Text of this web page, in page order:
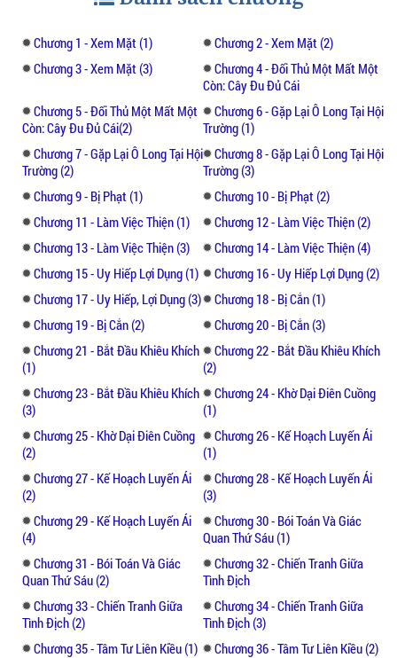
thời gian lâu như vậy còn chưa trở lại nữa!
Bị lừa.
Phỉ Nhi nghe vậy lấy tay ấn trán Liên Kiều
một cái, nhìn thấy vẻ mặt vô tội của cô mà
vô lực ngồi xuống ghế!!
“Cậu đúng là nha đầu ngu ngốc, chẳng lẽ
lần đầu đi gặp mặt sao? Đây là người ta
chạy mất rồi, cậu vẫn tin tưởng mà ngồi chờ
ở đây đến bây giờ? Trời ạ!”
“ Cái gì?”
Liên Kiều ngây người đến nửa ngày mới
phun ra một câu: “ Người ta đúng là lần đầu
tiên đi gặp mặt mà!”
***
Nhiều khi tình yêu muốn đến là đến muốn
đi là đi, nhiều khi yêu một ai đó mà còn
không được, mà trốn tránh một ai đó cuối
cùng lại thành đôi. Tác phẩm Tứ Đại Tài
Phiệt: Gặp Gỡ Nhân Vật Lớn Hàng Tỷ là câu
chuyện của Ngạn Tước trong một lần được
mai mối với một cô tiểu thư tên Liên Kiều.
Chương 1 - Xem Mặt (1)
Chương 2 - Xem Mặt (2)
Chương 3 - Xem Mặt (3)
Chương 4 - Đối Thủ Một Mất Một
Còn: Cây Đu Đủ Cái
Chương 5 - Đối Thủ Một Mất Một
Còn: Cây Đu Đủ Cái(2)
Chương 6 - Gặp Lại Ô Long Tại Hội
Trường (1)
Chương 7 - Gặp Lại Ô Long Tại Hội
Trường (2)
Chương 8 - Gặp Lại Ô Long Tại Hội
Trường (3)
Chương 9 - Bị Phạt (1)
Chương 10 - Bị Phạt (2)
Chương 11 - Làm Việc Thiện (1)
Chương 12 - Làm Việc Thiện (2)
Chương 13 - Làm Việc Thiện (3)
Chương 14 - Làm Việc Thiện (4)
Chương 15 - Uy Hiếp Lợi Dụng (1)
Chương 16 - Uy Hiếp Lợi Dụng (2)
Chương 17 - Uy Hiếp, Lợi Dụng (3)
Chương 18 - Bị Cắn (1)
Chương 19 - Bị Cắn (2)
Chương 20 - Bị Cắn (3)
Chương 21 - Bắt Đầu Khiêu Khích
(1)
Chương 22 - Bắt Đầu Khiêu Khích
(2)
Chương 23 - Bắt Đầu Khiêu Khích
(3)
Chương 24 - Khờ Dại Điên Cuồng
(1)
Chương 25 - Khờ Dại Điên Cuồng
(2)
Chương 26 - Kế Hoạch Luyến Ái
(1)
Chương 27 - Kế Hoạch Luyến Ái
(2)
Chương 28 - Kế Hoạch Luyến Ái
(3)
Chương 29 - Kế Hoạch Luyến Ái
(4)
Chương 30 - Bói Toán Và Giác
Quan Thứ Sáu (1)
Chương 31 - Bói Toán Và Giác
Quan Thứ Sáu (2)
Chương 32 - Chiến Tranh Giữa
Tình Địch
Chương 33 - Chiến Tranh Giữa
Tình Địch (2)
Chương 34 - Chiến Tranh Giữa
Tình Địch (3)
Chương 35 - Tâm Tư Liên Kiều (1)
Chương 36 - Tâm Tư Liên Kiều (2)